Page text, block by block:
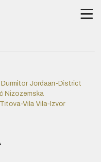
Durmitor Jordaan-District
Nizozemska
Titova-Vila Vila-Izvor